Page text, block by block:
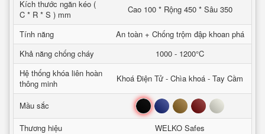
Kích thước ngăn kéo (
C * R * S ) mm
Cao 100 * Rộng 450 * Sâu 350
Tính năng
An toàn + Chống trộm đập khoan phá
Khả năng chống cháy
1000 - 1200°C
Hệ thống khóa liên hoàn
thông minh
Khoá Điện Tử - Chìa khoá - Tay Cầm
Mầu sắc Đen Xanh Nâu Đỏ Trắng
Thương hiệu
WELKO Safes